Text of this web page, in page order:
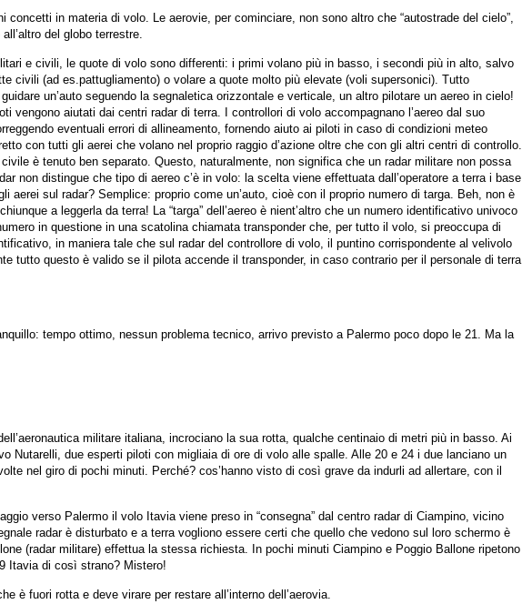
in materia di volo. Le aerovie, per cominciare, non sono altro che “autostrade del cielo”,
del globo terrestre.
e civili, le quote di volo sono differenti: i primi volano più in basso, i secondi più in alto, salvo
civili (ad es.pattugliamento) o volare a quote molto più elevate (voli supersonici). Tutto
un’auto seguendo la segnaletica orizzontale e verticale, un altro pilotare un aereo in cielo!
vengono aiutati dai centri radar di terra. I controllori di volo accompagnano l’aereo dal suo
eventuali errori di allineamento, fornendo aiuto ai piloti in caso di condizioni meteo
con tutti gli aerei che volano nel proprio raggio d’azione oltre che con gli altri centri di controllo.
è tenuto ben separato. Questo, naturalmente, non significa che un radar militare non possa
non distingue che tipo di aereo c’è in volo: la scelta viene effettuata dall’operatore a terra i base
aerei sul radar? Semplice: proprio come un’auto, cioè con il proprio numero di targa. Beh, non è
a leggerla da terra! La “targa” dell’aereo è nient’altro che un numero identificativo univoco
in questione in una scatolina chiamata transponder che, per tutto il volo, si preoccupa di
in maniera tale che sul radar del controllore di volo, il puntino corrispondente al velivolo
tutto questo è valido se il pilota accende il transponder, in caso contrario per il personale di terra
tempo ottimo, nessun problema tecnico, arrivo previsto a Palermo poco dopo le 21. Ma la
militare italiana, incrociano la sua rotta, qualche centinaio di metri più in basso. Ai
Nutarelli, due esperti piloti con migliaia di ore di volo alle spalle. Alle 20 e 24 i due lanciano un
nel giro di pochi minuti. Perché? cos’hanno visto di così grave da indurli ad allertare, con il
verso Palermo il volo Itavia viene preso in “consegna” dal centro radar di Ciampino, vicino
radar è disturbato e a terra vogliono essere certi che quello che vedono sul loro schermo è
(radar militare) effettua la stessa richiesta. In pochi minuti Ciampino e Poggio Ballone ripetono
Itavia di così strano? Mistero!
è fuori rotta e deve virare per restare all’interno dell’aerovia.